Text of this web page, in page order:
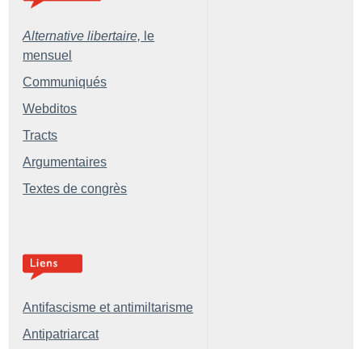
Alternative libertaire, le
mensuel
Communiqués
Webditos
Tracts
Argumentaires
Textes de congrès
Antifascisme et antimiltarisme
Antipatriarcat